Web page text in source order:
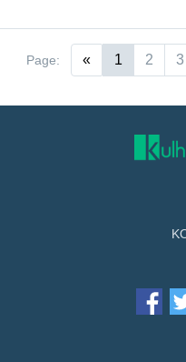
Page: « 1 2 3